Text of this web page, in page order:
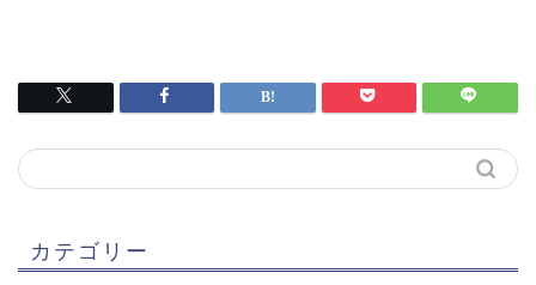
カテゴリー